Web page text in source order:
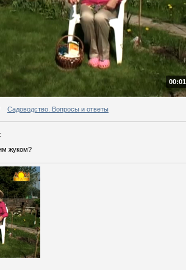
Садоводство. Вопросы и ответы
:
жуком?